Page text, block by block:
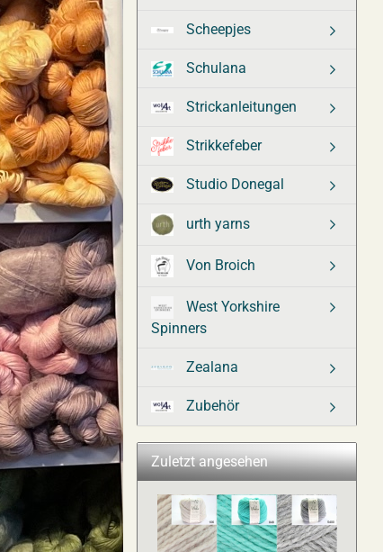
Scheepjes
Schulana
Strickanleitungen
Strikkefeber
Studio Donegal
urth yarns
Von Broich
West Yorkshire
Spinners
Zealana
Zubehör
Zuletzt angesehen